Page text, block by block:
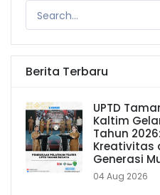
Berita Terbaru
UPTD
Kaltim
Tahun
Kreativitas
Generasi
04 Aug 2026